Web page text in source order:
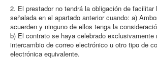
2. El prestador no tendrá la obligación de facilitar
señalada en el apartado anterior cuando: a)
acuerden y ninguno de ellos tenga la
b) El contrato se haya celebrado exclusivamente
intercambio de correo electrónico u otro tipo de
electrónica equivalente.